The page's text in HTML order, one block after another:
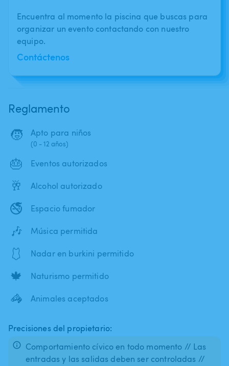
Encuentra al momento la piscina que buscas para
organizar un evento contactando con nuestro
equipo.
Contáctenos
Reglamento
🧒 Apto para niños
(0 - 12 años)
🎂 Eventos autorizados
🥂 Alcohol autorizado
🚭 Espacio fumador
🎶 Música permitida
🩱 Nadar en burkini permitido
🍁 Naturismo permitido
🦓 Animales aceptados
Precisiones del propietario:
Comportamiento cívico en todo momento // Las
entradas y las salidas deben ser controladas //